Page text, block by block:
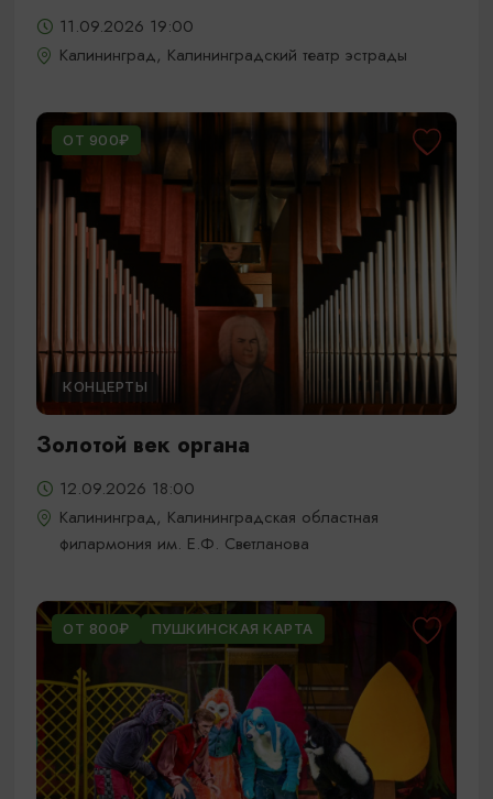
11.09.2026 19:00
Калининград, Калининградский театр эстрады
ОТ 900₽
КОНЦЕРТЫ
Золотой век органа
12.09.2026 18:00
Калининград, Калининградская областная
филармония им. Е.Ф. Светланова
ОТ 800₽ ПУШКИНСКАЯ КАРТА